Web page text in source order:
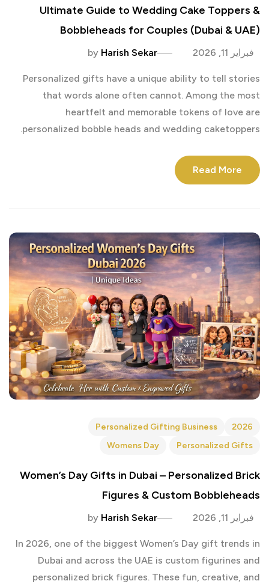
Ultimate Guide to Wedding Cake Toppers &
Bobbleheads for Couples (Dubai & UAE)
فبراير 11, 2026 by Harish Sekar
Personalized gifts have a unique ability to tell stories
that words alone often cannot. Among the most
heartfelt and memorable tokens of love are
personalized bobble heads and wedding caketoppers.
Read More
2026
Personalized Gifting Business
Personalized Gifts
Womens Day
Women’s Day Gifts in Dubai – Personalized Brick
Figures & Custom Bobbleheads
فبراير 11, 2026 by Harish Sekar
In 2026, one of the biggest Women’s Day gift trends in
Dubai and across the UAE is custom figurines and
personalized brick figures. These fun, creative, and